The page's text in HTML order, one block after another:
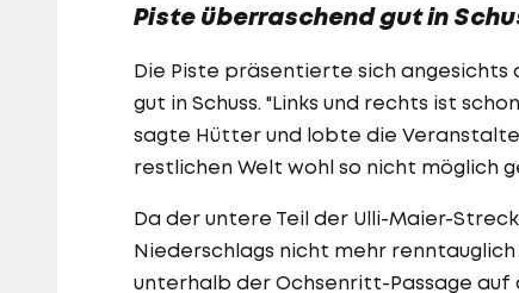
Piste überraschend gut in
Die Piste präsentierte sich
gut in Schuss. "Links und rechts ist
sagte Hütter und lobte die
restlichen Welt wohl so nicht möglich
Da der untere Teil der Ulli-Maier-
Niederschlags nicht mehr
unterhalb der Ochsenritt-Passage